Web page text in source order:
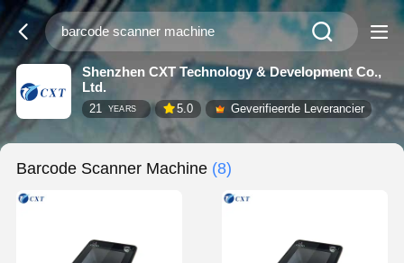
Shenzhen CXT Technology & Development Co.,
Ltd.
21 YEARS 5.0 Geverifieerde Leverancier
Barcode Scanner Machine (8)